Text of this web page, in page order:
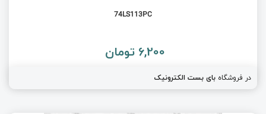
74LS113PC
6,200 تومان
در فروشگاه بای بست الکترونیک